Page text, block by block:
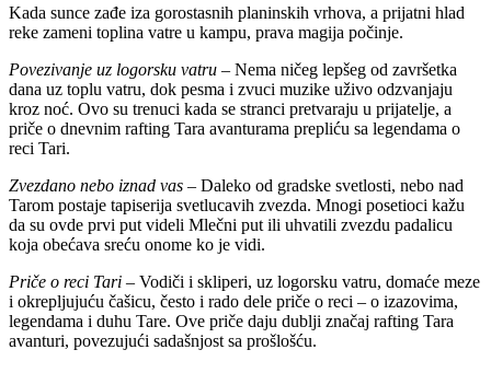
Kada sunce zađe iza gorostasnih planinskih vrhova, a prijatni hlad
reke zameni toplina vatre u kampu, prava magija počinje.
Povezivanje uz logorsku vatru – Nema ničeg lepšeg od završetka
dana uz toplu vatru, dok pesma i zvuci muzike uživo odzvanjaju
kroz noć. Ovo su trenuci kada se stranci pretvaraju u prijatelje, a
priče o dnevnim rafting Tara avanturama prepliću sa legendama o
reci Tari.
Zvezdano nebo iznad vas – Daleko od gradske svetlosti, nebo nad
Tarom postaje tapiserija svetlucavih zvezda. Mnogi posetioci kažu
da su ovde prvi put videli Mlečni put ili uhvatili zvezdu padalicu
koja obećava sreću onome ko je vidi.
Priče o reci Tari – Vodiči i skliperi, uz logorsku vatru, domaće meze
i okrepljujuću čašicu, često i rado dele priče o reci – o izazovima,
legendama i duhu Tare. Ove priče daju dublji značaj rafting Tara
avanturi, povezujući sadašnjost sa prošlošću.